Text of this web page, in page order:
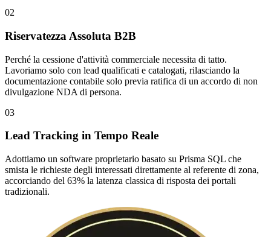
02
Riservatezza Assoluta B2B
Perché la cessione d'attività commerciale necessita di tatto.
Lavoriamo solo con lead qualificati e catalogati, rilasciando la
documentazione contabile solo previa ratifica di un accordo di non
divulgazione NDA di persona.
03
Lead Tracking in Tempo Reale
Adottiamo un software proprietario basato su Prisma SQL che
smista le richieste degli interessati direttamente al referente di zona,
accorciando del 63% la latenza classica di risposta dei portali
tradizionali.